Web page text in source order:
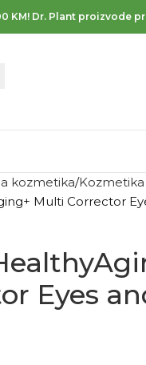
KM! Dr. Plant proizvode
kozmetika
Multi Corrector
Eyes